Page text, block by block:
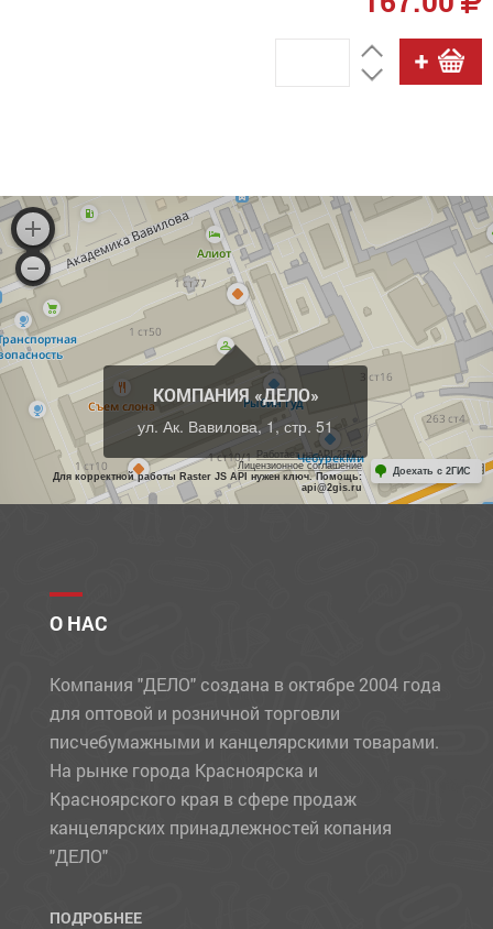
КОМПАНИЯ «ДЕЛО»
ул. Ак. Вавилова, 1, стр. 51
Работает на API 2ГИС
Лицензионное соглашение
Для корректной работы Raster JS API нужен ключ. Помощь:
api@2gis.ru
Доехать с 2ГИС
О НАС
Компания "ДЕЛО" создана в октябре 2004 года
для оптовой и розничной торговли
писчебумажными и канцелярскими товарами.
На рынке города Красноярска и
Красноярского края в сфере продаж
канцелярских принадлежностей копания
"ДЕЛО"
ПОДРОБНЕЕ